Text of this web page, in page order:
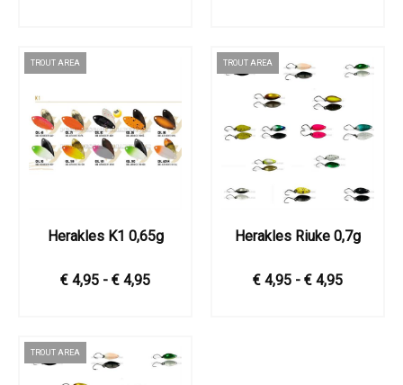
TROUT AREA
Herakles K1 0,65g
€ 4,95 - € 4,95
TROUT AREA
Herakles Riuke 0,7g
€ 4,95 - € 4,95
TROUT AREA